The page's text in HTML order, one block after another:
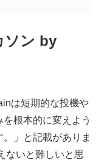
ソン by
は短期的な投機や
根本的に変えよう
」と記載がありま
ないと難しいと思